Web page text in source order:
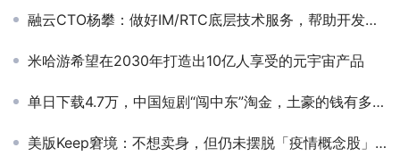
融云CTO杨攀：做好IM/RTC底层技术服务，帮助开发者打造自己的“Clubhouse”
米哈游希望在2030年打造出10亿人享受的元宇宙产品
单日下载4.7万，中国短剧“闯中东”淘金，土豪的钱有多好赚？
美版Keep窘境：不想卖身，但仍未摆脱「疫情概念股」之称 | 海外周选